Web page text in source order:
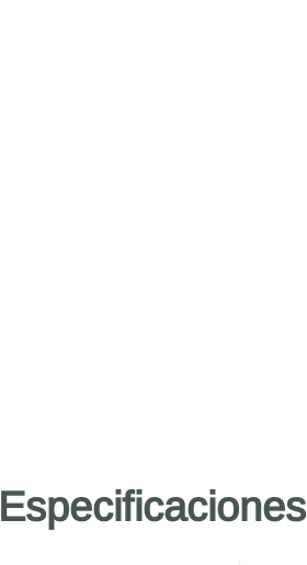
Especificaciones